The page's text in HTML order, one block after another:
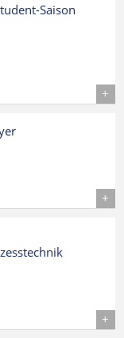
Saison